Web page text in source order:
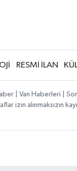
RESMİ İLAN
| Van Haberleri |
izin alınmaksızın